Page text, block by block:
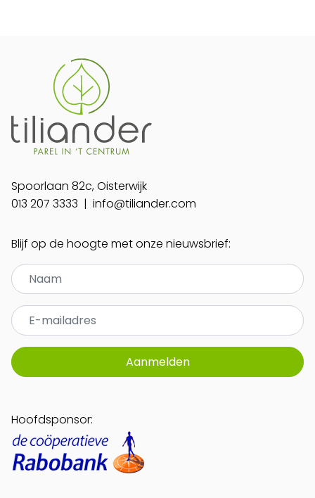
Spoorlaan 82c, Oisterwijk
013 207 3333 | info@tiliander.com
Blijf op de hoogte met onze nieuwsbrief:
Aanmelden
Hoofdsponsor: